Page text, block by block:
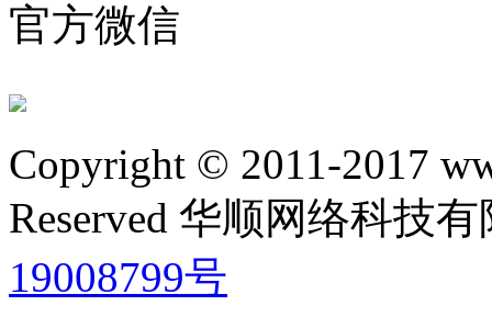
官方微信
Copyright © 2011-2017
Reserved 华顺网络科技
19008799号